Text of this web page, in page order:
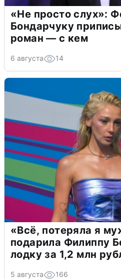
«Не просто слух»:
Бондарчуку
роман — с кем
6 августа 14
«Всё, потеряла я
подарила Филиппу
лодку за 1,2 млн
5 августа 166